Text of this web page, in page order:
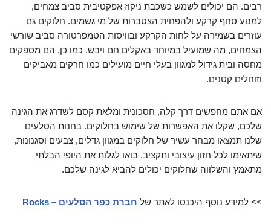
רבים. הם יכולים לשמש כשכבת ניקוז אפקטיבית סביב צמחים,
למנוע סחף קרקע ולהפחית הצטברות של מי גשמים. חלוקים גם
עוזרים בשמירה על לחות הקרקע ובוויסות הטמפרטורה סביב שורשי
הצמחים, מה שמועיל במיוחד באקלים חם ויבש. כמו כן, הם מספקים
מחסה ובית גידול למגוון בעלי חיים מועילים כמו חרקים מאביקים
וזוחלים קטנים.
אם אתם מחפשים דרך קלה, חסכונית ומלאת קסם לשדרג את הגינה
שלכם, שקלו את האפשרות של שימוש בחלוקים. בחנות הסלעים
שלנו תמצאו מבחר עשיר של חלוקים במגוון גדלים, צבעים וסגנונות,
שיתאימו לכל חזון עיצובי ותקציב. בואו לגלות את היופי הבלתי
מתאמץ והשלווה שחלוקים יכולים להביא לגינה שלכם.
>> למידע נוסף היכנסו לאתר של חברת כפר הסלעים – Rocks